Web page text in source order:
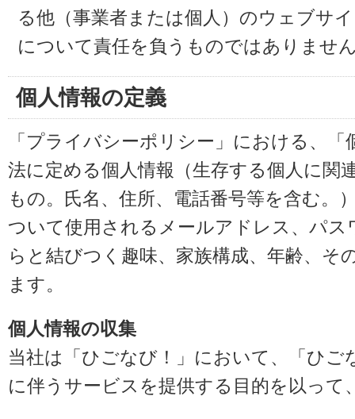
る他（事業者または個人）のウェブサ
について責任を負うものではありませ
個人情報の定義
「プライバシーポリシー」における、
法に定める個人情報（生存する個人に関
もの。氏名、住所、電話番号等を含む。
ついて使用されるメールアドレス、パ
らと結びつく趣味、家族構成、年齢、そ
ます。
個人情報の収集
当社は「ひごなび！」において、「ひ
に伴うサービスを提供する目的を以って